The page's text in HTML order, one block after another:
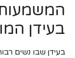
בעידן
בעידן שבו נשים